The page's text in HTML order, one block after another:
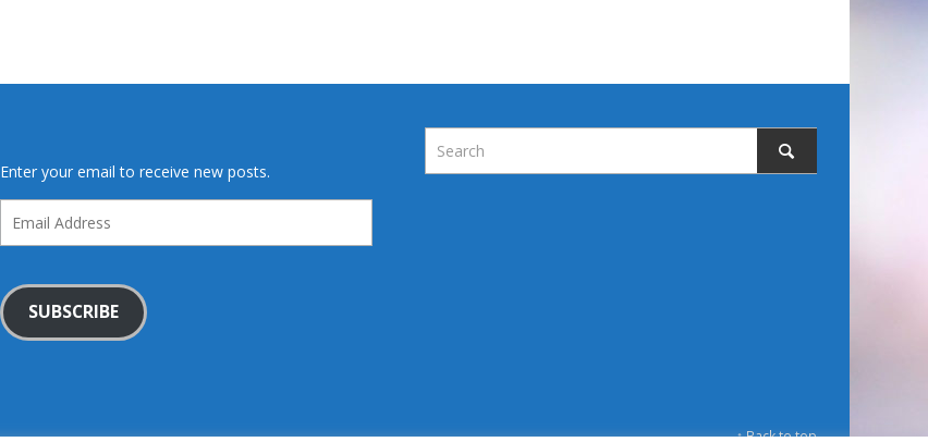
Enter your email to receive new posts.
Address
SUBSCRIBE
↑ Back to top